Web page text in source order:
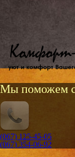
Мы поможем
(067) 125-45-05
(067) 354-06-92